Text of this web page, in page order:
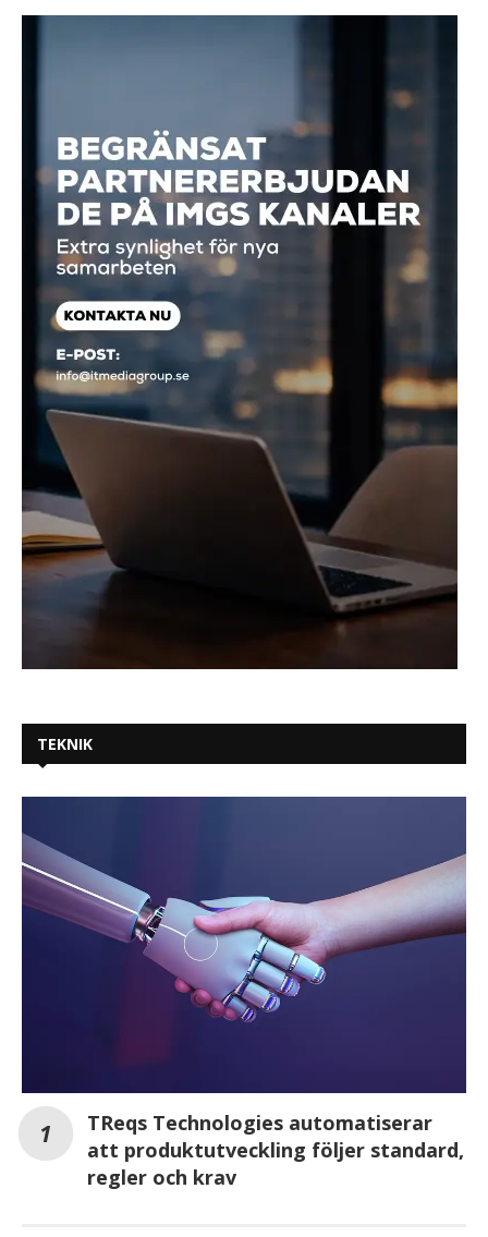
TEKNIK
TReqs Technologies automatiserar
att produktutveckling följer standard,
regler och krav